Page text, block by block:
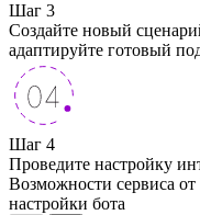
Шаг 3
Создайте новый
адаптируйте готовый
Шаг 4
Проведите настройку
Возможности сервиса
настройки бота